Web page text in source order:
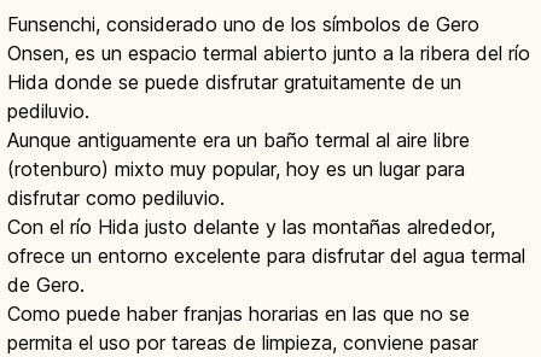
Funsenchi, considerado uno de los símbolos de Gero
Onsen, es un espacio termal abierto junto a la ribera del río
Hida donde se puede disfrutar gratuitamente de un
pediluvio.
Aunque antiguamente era un baño termal al aire libre
(rotenburo) mixto muy popular, hoy es un lugar para
disfrutar como pediluvio.
Con el río Hida justo delante y las montañas alrededor,
ofrece un entorno excelente para disfrutar del agua termal
de Gero.
Como puede haber franjas horarias en las que no se
permita el uso por tareas de limpieza, conviene pasar